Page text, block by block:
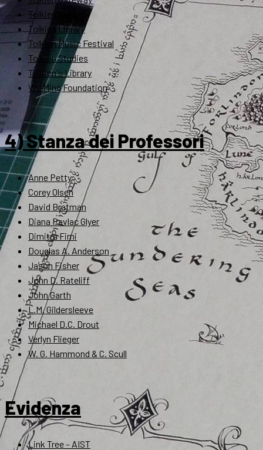
Tolkien Italia
Tolkien Library
Tolkien Music Festival
Tolkien Studies
Tolkien's Library
Wu Ming Foundation
4) Stanza dei Professori
Anne Petty
Corey Olsen
David Bratman
Diana Pavlac Glyer
Dimitra Fimi
Douglas A. Anderson
Jason Fisher
John D. Rateliff
John Garth
L.M. Gildersleeve
Michael D.C. Drout
Verlyn Flieger
W. G. Hammond & C. Scull
Evidenza
Link Tree – AIST